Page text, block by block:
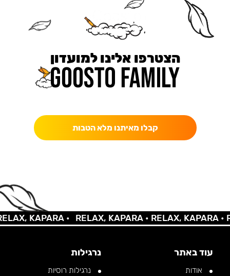
הצטרפו אלינו למועדון
קבלו מאיתנו מלא הטבות
KAPARA • RELAX, KAPARA •RELAX, KAPARA •
עוד באתר
אודות
נרגילות
נרגילות רוסיות